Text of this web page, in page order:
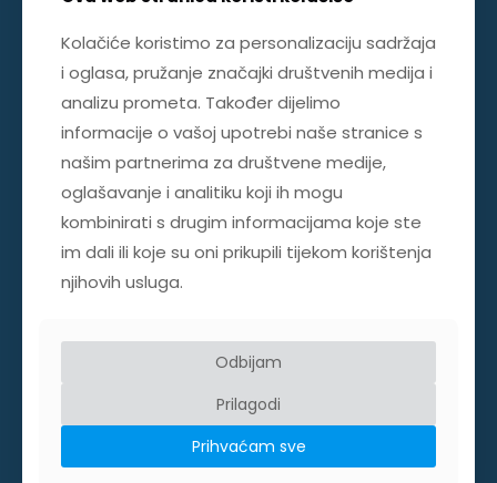
UREĐAJI ZA TESTIRANJE SIGURNOSTI ELEKTRIČNE OPREME
Kolačiće koristimo za personalizaciju sadržaja
i oglasa, pružanje značajki društvenih medija i
analizu prometa. Također dijelimo
informacije o vašoj upotrebi naše stranice s
našim partnerima za društvene medije,
oglašavanje i analitiku koji ih mogu
kombinirati s drugim informacijama koje ste
im dali ili koje su oni prikupili tijekom korištenja
njihovih usluga.
Odbijam
Prilagodi
Prihvaćam sve